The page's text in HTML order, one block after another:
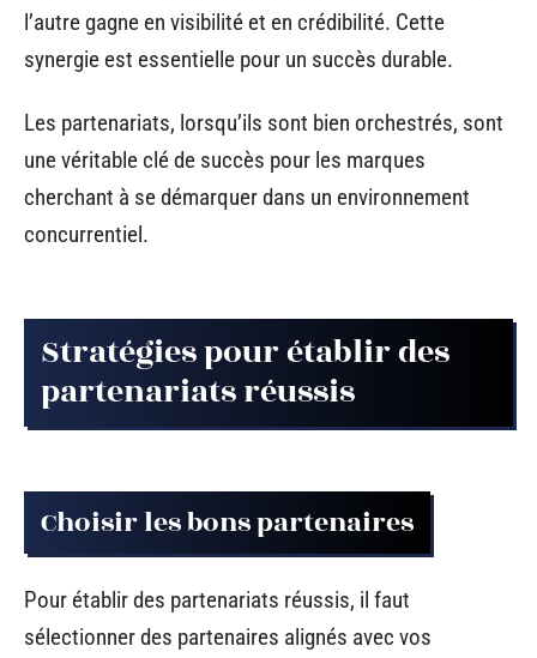
l’autre gagne en visibilité et en crédibilité. Cette
synergie est essentielle pour un succès durable.
Les partenariats, lorsqu’ils sont bien orchestrés, sont
une véritable clé de succès pour les marques
cherchant à se démarquer dans un environnement
concurrentiel.
Stratégies pour établir des
partenariats réussis
Choisir les bons partenaires
Pour établir des partenariats réussis, il faut
sélectionner des partenaires alignés avec vos